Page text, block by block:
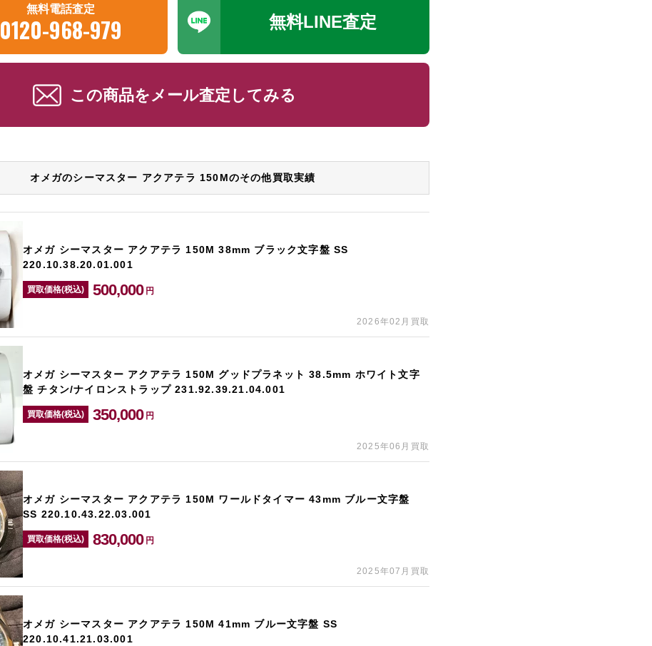
無料電話査定
0120-968-979 無料LINE査定
この商品をメール査定してみる
オメガのシーマスター アクアテラ 150Mのその他買取実績
オメガ シーマスター アクアテラ 150M 38mm ブラック文字盤 SS
220.10.38.20.01.001
買取価格(税込) 500,000 円
2026年02月買取
オメガ シーマスター アクアテラ 150M グッドプラネット 38.5mm ホワイト文字
盤 チタン/ナイロンストラップ 231.92.39.21.04.001
買取価格(税込) 350,000 円
2025年06月買取
オメガ シーマスター アクアテラ 150M ワールドタイマー 43mm ブルー文字盤
SS 220.10.43.22.03.001
買取価格(税込) 830,000 円
2025年07月買取
オメガ シーマスター アクアテラ 150M 41mm ブルー文字盤 SS
220.10.41.21.03.00 1